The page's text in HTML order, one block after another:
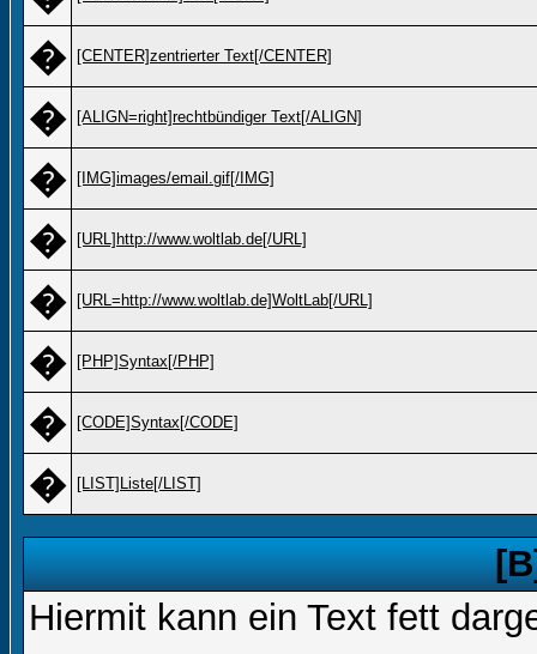
� [CENTER]zentrierter Text[/CENTER]
� [ALIGN=right]rechtbündiger Text[/ALIGN]
� [IMG]images/email.gif[/IMG]
� [URL]http://www.woltlab.de[/URL]
� [URL=http://www.woltlab.de]WoltLab[/URL]
� [PHP]Syntax[/PHP]
� [CODE]Syntax[/CODE]
� [LIST]Liste[/LIST]
Hiermit kann ein Text fett